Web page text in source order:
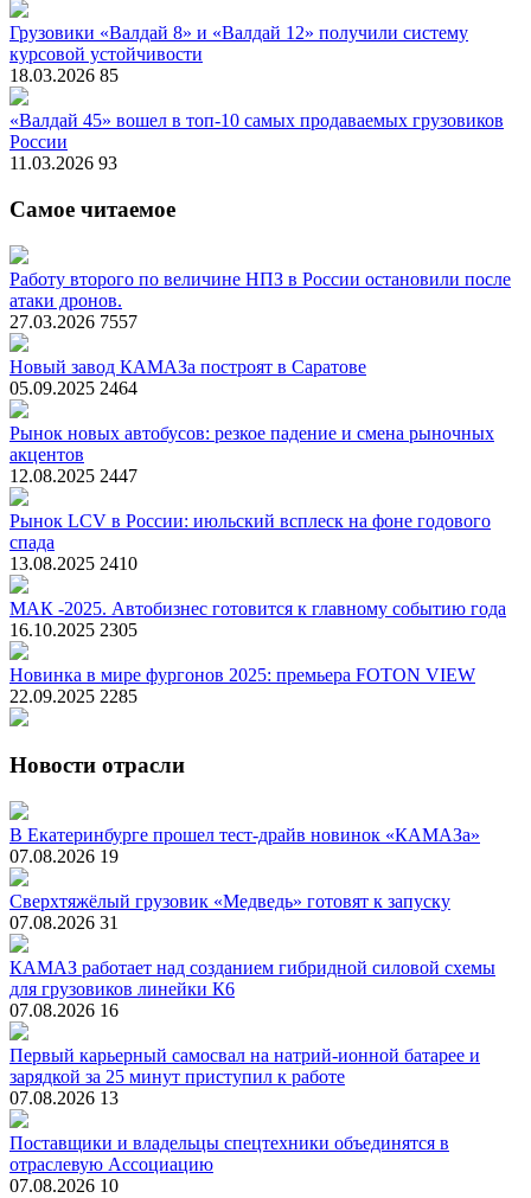
Грузовики «Валдай 8» и «Валдай 12» получили систему
курсовой устойчивости
18.03.2026 85
«Валдай 45» вошел в топ-10 самых продаваемых грузовиков
России
11.03.2026 93
Самое читаемое
Работу второго по величине НПЗ в России остановили после
атаки дронов.
27.03.2026 7557
Новый завод КАМАЗа построят в Саратове
05.09.2025 2464
Рынок новых автобусов: резкое падение и смена рыночных
акцентов
12.08.2025 2447
Рынок LCV в России: июльский всплеск на фоне годового
спада
13.08.2025 2410
МАК -2025. Автобизнес готовится к главному событию года
16.10.2025 2305
Новинка в мире фургонов 2025: премьера FOTON VIEW
22.09.2025 2285
Новости отрасли
В Екатеринбурге прошел тест-драйв новинок «КАМАЗа»
07.08.2026 19
Сверхтяжёлый грузовик «Медведь» готовят к запуску
07.08.2026 31
КАМАЗ работает над созданием гибридной силовой схемы
для грузовиков линейки К6
07.08.2026 16
Первый карьерный самосвал на натрий-ионной батарее и
зарядкой за 25 минут приступил к работе
07.08.2026 13
Поставщики и владельцы спецтехники объединятся в
отраслевую Ассоциацию
07.08.2026 10